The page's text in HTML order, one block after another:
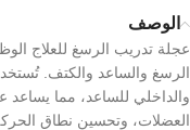
الوصف
عجلة تدريب الرسغ للعلاج
الرسغ والساعد والكتف.
والداخلي للساعد، مما يساعد
العضلات، وتحسين نطاق